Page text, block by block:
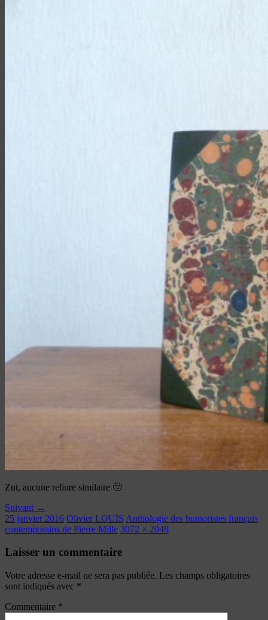
Zut, aucune reliure similaire 🙁
Suivant →
25 janvier 2016 Olivier LOUIS Anthologie des humoristes français
contemporains de Pierre Mille 3072 × 2048
Laisser un commentaire
Votre adresse e-mail ne sera pas publiée. Les champs obligatoires
sont indiqués avec *
Commentaire *